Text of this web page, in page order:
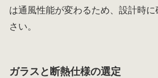
は通風性能が変わるため、設計時
さい。
ガラスと断熱仕様の選定